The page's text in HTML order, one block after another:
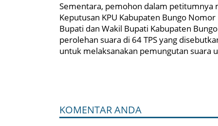
Sementara, pemohon dalam
Keputusan KPU Kabupaten Bungo
Bupati dan Wakil Bupati Kabupaten
perolehan suara di 64 TPS yang
untuk melaksanakan pemungutan suara
KOMENTAR ANDA